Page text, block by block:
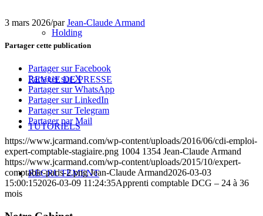
Holding
REVUE DE PRESSE
TUTORIELS
RECRUTEMENT
3 mars 2026/parJean-Claude Armand
Partager cette publication
Partager sur Facebook
Partager sur X
Partager sur WhatsApp
Partager sur LinkedIn
Partager sur Telegram
Partager par Mail
https://www.jcarmand.com/wp-content/uploads/2016/06/cdi-emploi-
expert-comptable-stagiaire.png 1004 1354 Jean-Claude Armand
https://www.jcarmand.com/wp-content/uploads/2015/10/expert-
comptable-paris-2.png Jean-Claude Armand2026-03-03
15:00:152026-03-09 11:24:35Apprenti comptable DCG – 24 à 36
mois